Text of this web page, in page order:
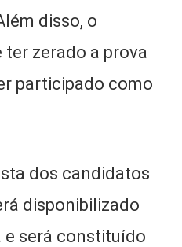
disso, o
zerado a prova
participado como
dos candidatos
disponibilizado
e será constituído